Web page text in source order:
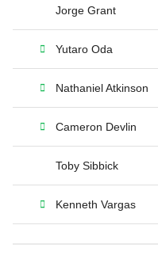
Jorge Grant
Yutaro Oda
Nathaniel Atkinson
Cameron Devlin
Toby Sibbick
Kenneth Vargas